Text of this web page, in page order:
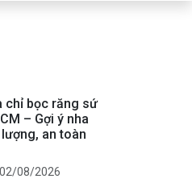
chỉ bọc răng sứ
– Gợi ý nha
an toàn
08/2026